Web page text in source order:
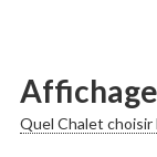
Quel Chalet choisir